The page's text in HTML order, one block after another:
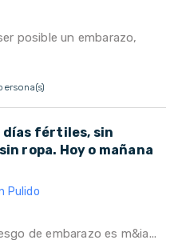
posible un embarazo,
días fértiles, sin
ropa. Hoy o mañana
Pulido
de embarazo es m&ia...